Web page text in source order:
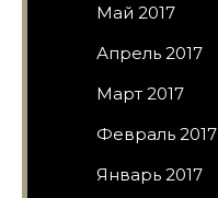
Май 2017
Апрель 2017
Март 2017
Февраль 2017
Январь 2017